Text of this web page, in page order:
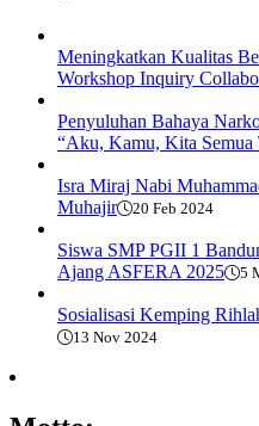
Meningkatkan Kualitas
Workshop Inquiry
Penyuluhan Bahaya
“Aku, Kamu, Kita Semua
Isra Miraj Nabi
Muhajir
20 Feb 2024
Siswa SMP PGII 1
Ajang ASFERA 2025
5
Sosialisasi Kemping
13 Nov 2024